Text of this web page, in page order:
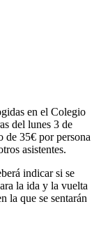
en el Colegio
del lunes 3 de
de 35€ por persona
asistentes.
indicar si se
la ida y la vuelta
la que se sentarán